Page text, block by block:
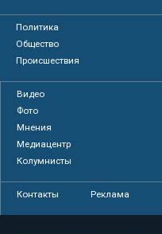
Политика
Общество
Происшествия
Видео
Фото
Мнения
Медиацентр
Колумнисты
Контакты Реклама